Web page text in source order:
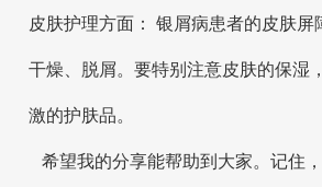
皮肤护理方面： 银屑病患者的皮肤屏
干燥、脱屑。要特别注意皮肤的保湿
激的护肤品。
希望我的分享能帮助到大家。记住